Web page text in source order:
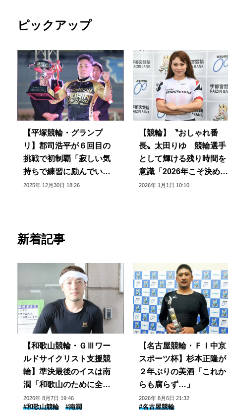
ピックアップ
【平塚競輪・グランプ
リ】郡司浩平が６回目の
挑戦で初制覇「寂しい気
持ちで練習に励んでい
た」
2025年 12月30日 18:26
【競輪】〝おしゃれ番
長〟太田りゆ 競輪選手
として輝ける残り時間を
意識「2026年こそ決めた
い」
2026年 1月1日 10:10
新着記事
【和歌山競輪・ＧⅢワー
ルドサイクリスト支援競
輪】準決最後のイスは南
潤「和歌山のために全力
で」
2026年 8月7日 19:46
#和歌山競輪 #南潤
【名古屋競輪・ＦⅠ中京
スポーツ杯】杉本正隆が
２年ぶりの美酒「これか
らも腐らず…」
2026年 8月6日 21:32
#名古屋競輪